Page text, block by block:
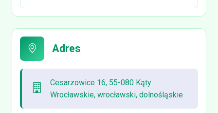
Adres
Cesarzowice 16, 55-080 Kąty
Wrocławskie, wrocławski, dolnośląskie